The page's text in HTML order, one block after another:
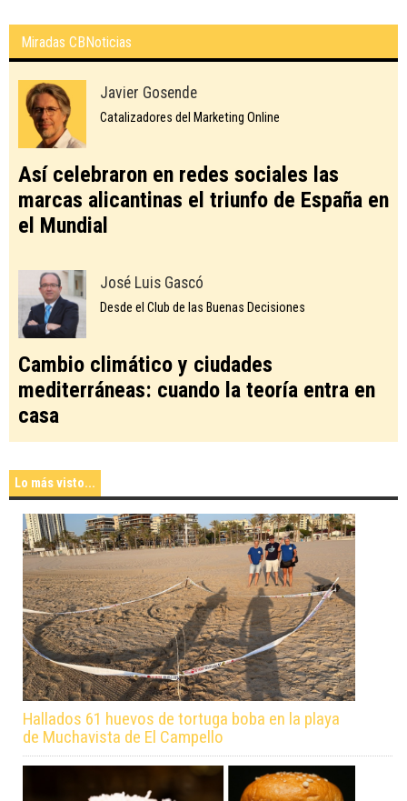
Miradas CBNoticias
Javier Gosende
Catalizadores del Marketing Online
Así celebraron en redes sociales las
marcas alicantinas el triunfo de España en
el Mundial
José Luis Gascó
Desde el Club de las Buenas Decisiones
Cambio climático y ciudades
mediterráneas: cuando la teoría entra en
casa
Lo más visto...
Hallados 61 huevos de tortuga boba en la playa
de Muchavista de El Campello